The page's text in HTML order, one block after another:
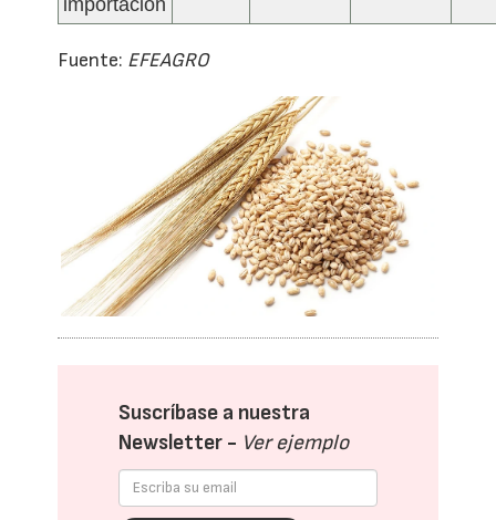
importación
Fuente: EFEAGRO
Suscríbase a nuestra
Newsletter - Ver ejemplo